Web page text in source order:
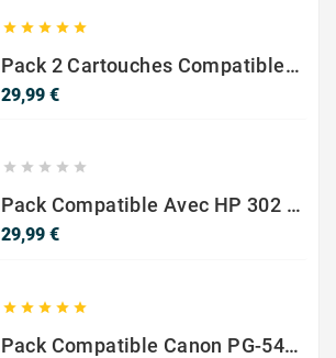
    
Pack 2 Cartouches Compatible Avec HP 301 XL Noir Et Couleur
29,99 €Prix
    
Pack Compatible Avec HP 302 XL Noir Et Couleur - SANS NIVEAU ENCRE
29,99 €Prix
    
Pack Compatible Canon PG-540 XL / CL-541 XL – Noir & Couleur – Haute Capacité